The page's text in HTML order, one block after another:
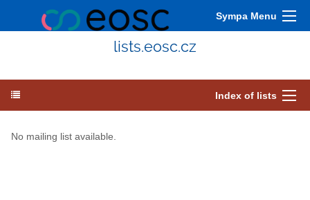
Sympa Menu
lists.eosc.cz
Index of lists
No mailing list available.